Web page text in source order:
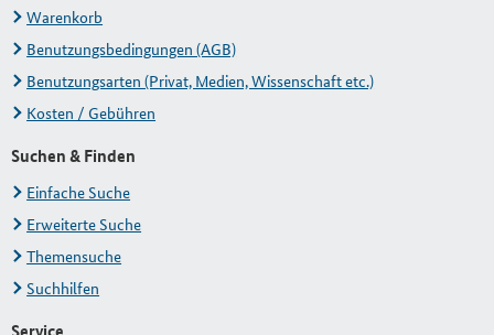
Warenkorb
Benutzungsbedingungen (AGB)
Benutzungsarten (Privat, Medien, Wissenschaft etc.)
Kosten / Gebühren
Suchen & Finden
Einfache Suche
Erweiterte Suche
Themensuche
Suchhilfen